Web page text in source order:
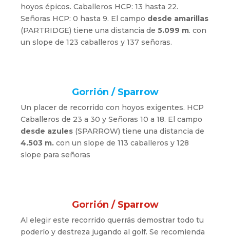
hoyos épicos. Caballeros HCP: 13 hasta 22.
Señoras HCP: 0 hasta 9. El campo desde amarillas
(PARTRIDGE) tiene una distancia de 5.099 m. con
un slope de 123 caballeros y 137 señoras.
Gorrión / Sparrow
Un placer de recorrido con hoyos exigentes. HCP
Caballeros de 23 a 30 y Señoras 10 a 18. El campo
desde azules (SPARROW) tiene una distancia de
4.503 m. con un slope de 113 caballeros y 128
slope para señoras
Gorrión / Sparrow
Al elegir este recorrido querrás demostrar todo tu
poderío y destreza jugando al golf. Se recomienda